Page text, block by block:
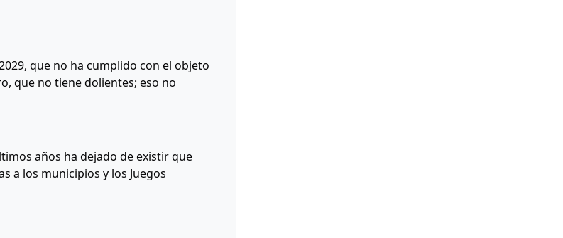
que no ha cumplido con el objeto
que no tiene dolientes; eso no
años ha dejado de existir que
a los municipios y los Juegos